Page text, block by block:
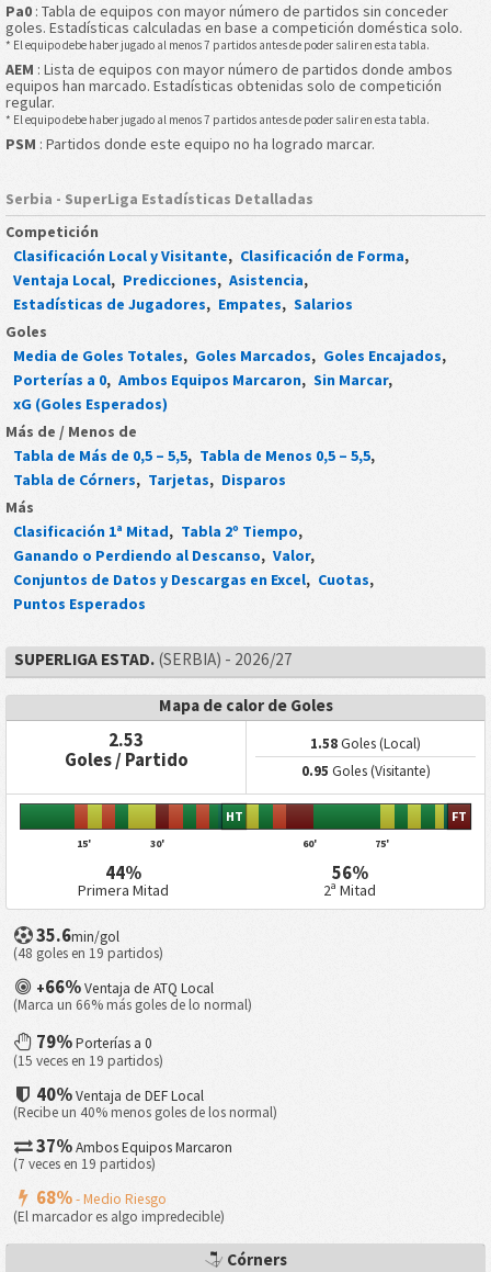
Pa0 : Tabla de equipos con mayor número de partidos sin conceder
goles. Estadísticas calculadas en base a competición doméstica solo.
* El equipo debe haber jugado al menos 7 partidos antes de poder salir en esta tabla.
AEM : Lista de equipos con mayor número de partidos donde ambos
equipos han marcado. Estadísticas obtenidas solo de competición
regular.
* El equipo debe haber jugado al menos 7 partidos antes de poder salir en esta tabla.
PSM : Partidos donde este equipo no ha logrado marcar.
Serbia - SuperLiga Estadísticas Detalladas
Competición
Clasificación Local y Visitante, Clasificación de Forma,
Ventaja Local, Predicciones, Asistencia,
Estadísticas de Jugadores, Empates, Salarios
Goles
Media de Goles Totales, Goles Marcados, Goles Encajados,
Porterías a 0, Ambos Equipos Marcaron, Sin Marcar,
xG (Goles Esperados)
Más de / Menos de
Tabla de Más de 0,5 – 5,5, Tabla de Menos 0,5 – 5,5,
Tabla de Córners, Tarjetas, Disparos
Más
Clasificación 1ª Mitad, Tabla 2º Tiempo,
Ganando o Perdiendo al Descanso, Valor,
Conjuntos de Datos y Descargas en Excel, Cuotas,
Puntos Esperados
SUPERLIGA ESTAD.(SERBIA) - 2026/27
Mapa de calor de Goles
2.53
Goles / Partido
1.58Goles (Local)
0.95 Goles (Visitante)
15' 30'
HT
60' 75'
FT
44%
Primera Mitad
56%
2ª Mitad
35.6min/gol
(48 goles en 19 partidos)
+66% Ventaja de ATQ Local
(Marca un 66% más goles de lo normal)
79%Porterías a 0
(15 veces en 19 partidos)
40%Ventaja de DEF Local
(Recibe un 40% menos goles de los normal)
37%Ambos Equipos Marcaron
(7 veces en 19 partidos)
68%- Medio Riesgo
(El marcador es algo impredecible)
Córners